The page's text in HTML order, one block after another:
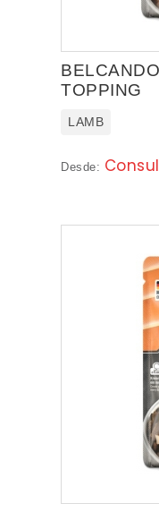
TOPPING
LAMB
Desde: